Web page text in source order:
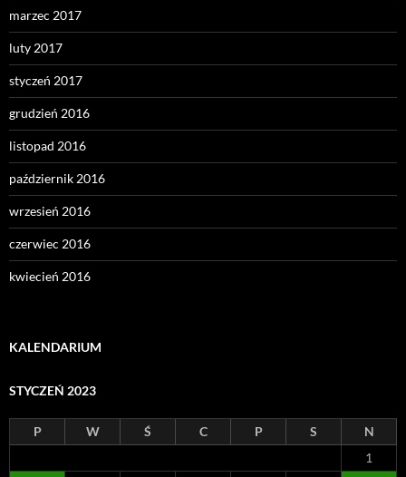
marzec 2017
luty 2017
styczeń 2017
grudzień 2016
listopad 2016
październik 2016
wrzesień 2016
czerwiec 2016
kwiecień 2016
KALENDARIUM
STYCZEŃ 2023
P W Ś C P S
N
1